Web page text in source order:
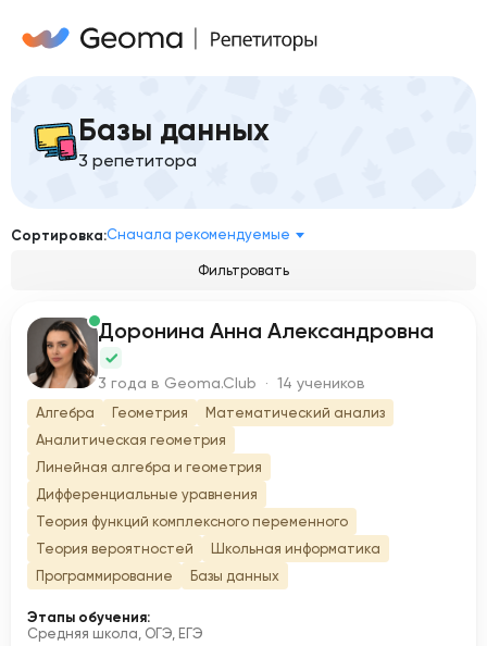
Базы данных
3 репетитора
Сортировка:Сначала рекомендуемые
Фильтровать
Д Доронина Анна Александровна
3 года в Geoma.Club · 14 учеников
Алгебра Геометрия
Математический анализ
Аналитическая геометрия
Линейная алгебра и геометрия
Дифференциальные уравнения
Теория функций комплексного переменного
Теория вероятностей
Школьная информатика
Программирование
Базы данных
Этапы обучения:
Средняя школа, ОГЭ, ЕГЭ